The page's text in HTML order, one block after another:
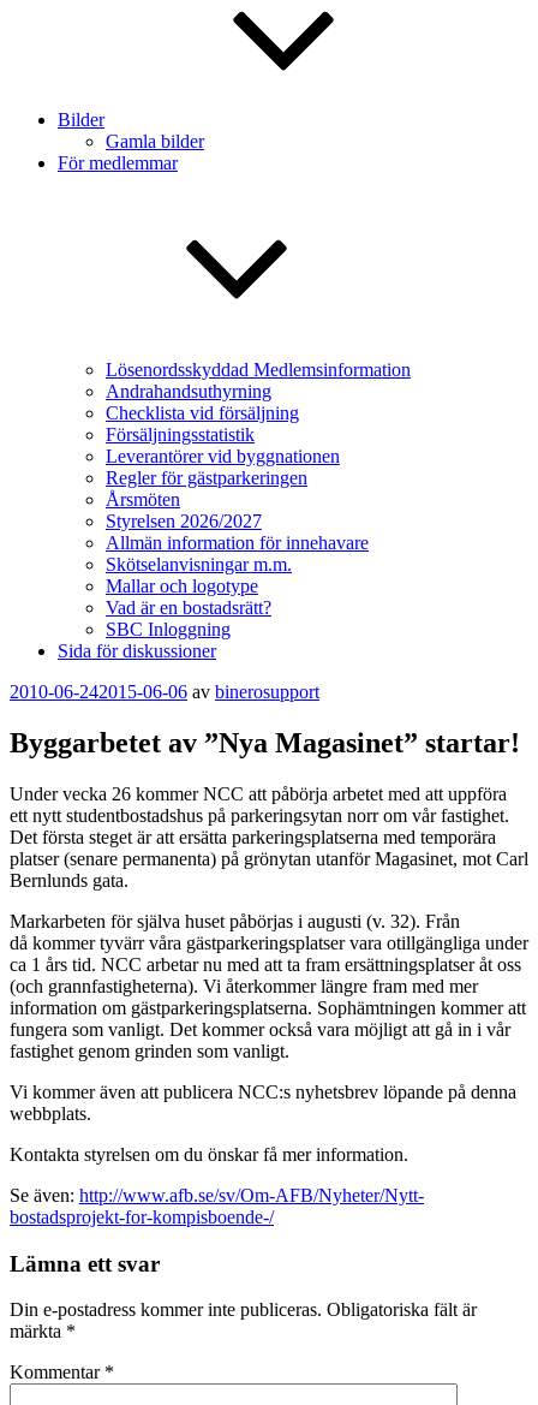
Bilder
Gamla bilder
För medlemmar
Lösenordsskyddad Medlemsinformation
Andrahandsuthyrning
Checklista vid försäljning
Försäljningsstatistik
Leverantörer vid byggnationen
Regler för gästparkeringen
Årsmöten
Styrelsen 2026/2027
Allmän information för innehavare
Skötselanvisningar m.m.
Mallar och logotype
Vad är en bostadsrätt?
SBC Inloggning
Sida för diskussioner
Publicerat
2010-06-242015-06-06 av binerosupport
Byggarbetet av ”Nya Magasinet” startar!
Under vecka 26 kommer NCC att påbörja arbetet med att uppföra
ett nytt studentbostadshus på parkeringsytan norr om vår fastighet.
Det första steget är att ersätta parkeringsplatserna med temporära
platser (senare permanenta) på grönytan utanför Magasinet, mot Carl
Bernlunds gata.
Markarbeten för själva huset påbörjas i augusti (v. 32). Från
då kommer tyvärr våra gästparkeringsplatser vara otillgängliga under
ca 1 års tid. NCC arbetar nu med att ta fram ersättningsplatser åt oss
(och grannfastigheterna). Vi återkommer längre fram med mer
information om gästparkeringsplatserna. Sophämtningen kommer att
fungera som vanligt. Det kommer också vara möjligt att gå in i vår
fastighet genom grinden som vanligt.
Vi kommer även att publicera NCC:s nyhetsbrev löpande på denna
webbplats.
Kontakta styrelsen om du önskar få mer information.
Se även: http://www.afb.se/sv/Om-AFB/Nyheter/Nytt-
bostadsprojekt-for-kompisboende-/
Lämna ett svar
Din e-postadress kommer inte publiceras. Obligatoriska fält är
märkta *
Kommentar *